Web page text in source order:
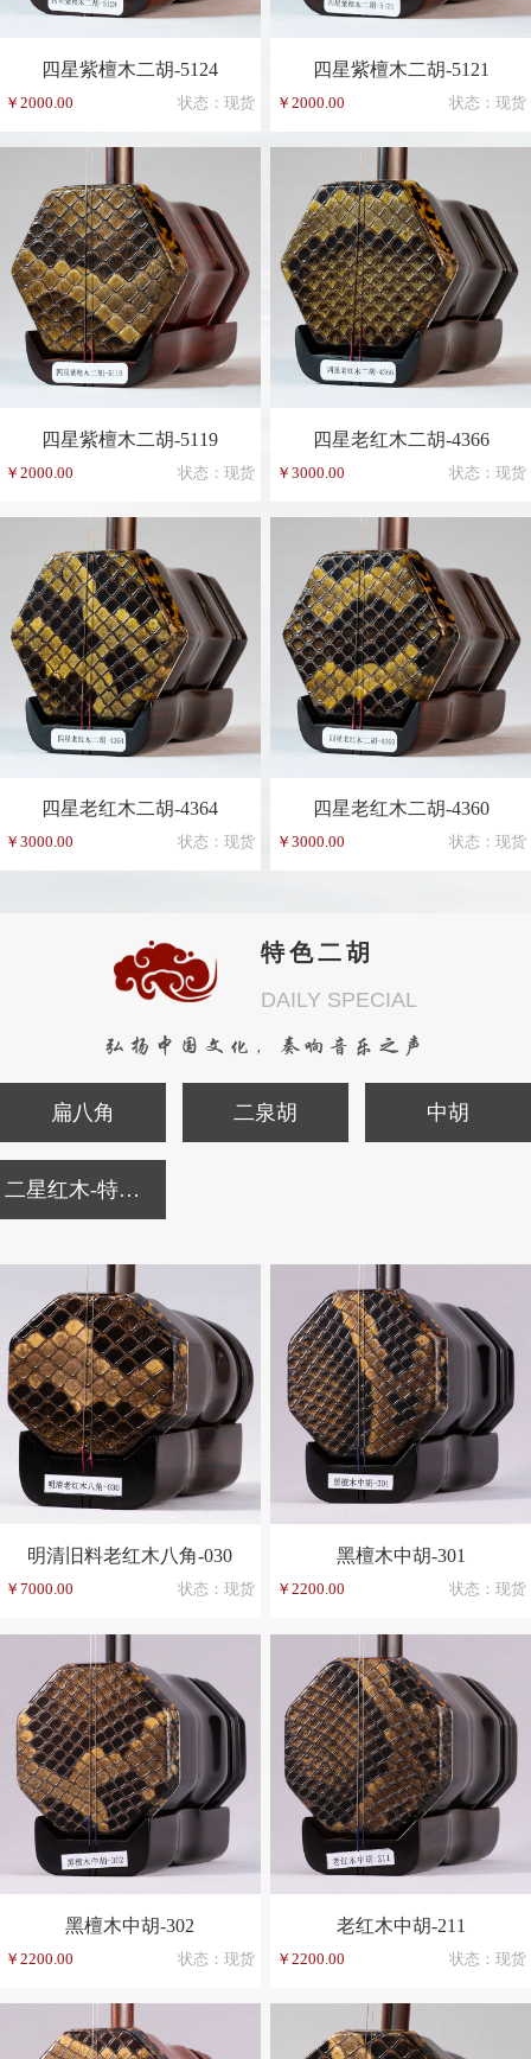
四星紫檀木二胡-5124
￥2000.00 状态：现货
四星紫檀木二胡-5121
￥2000.00 状态：现货
四星紫檀木二胡-5119
￥2000.00 状态：现货
四星老红木二胡-4366
￥3000.00 状态：现货
四星老红木二胡-4364
￥3000.00 状态：现货
四星老红木二胡-4360
￥3000.00 状态：现货
特色二胡
DAILY SPECIAL
弘扬中国文化，奏响音乐之声
扁八角 二泉胡 中胡
二星红木-特价二胡
明清旧料老红木八角-030
￥7000.00 状态：现货
黑檀木中胡-301
￥2200.00 状态：现货
黑檀木中胡-302
￥2200.00 状态：现货
老红木中胡-211
￥2200.00 状态：现货